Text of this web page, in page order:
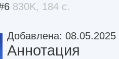
830K, 184 с.
Добавлена: 08.05.2025
Аннотация